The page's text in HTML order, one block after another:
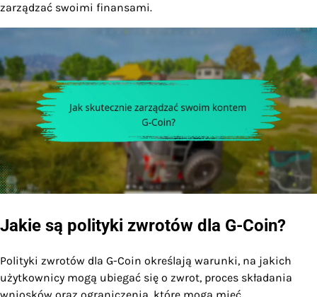
zarządzać swoimi finansami.
Jakie są polityki zwrotów dla G-Coin?
Polityki zwrotów dla G-Coin określają warunki, na jakich
użytkownicy mogą ubiegać się o zwrot, proces składania